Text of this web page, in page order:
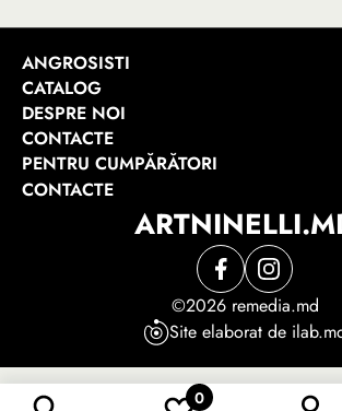
0
©2026 remedia.md
Site elaborat de
ANGROSISTI
CATALOG
DESPRE NOI
CONTACTE
PENTRU CUMPĂRĂTORI
CONTACTE